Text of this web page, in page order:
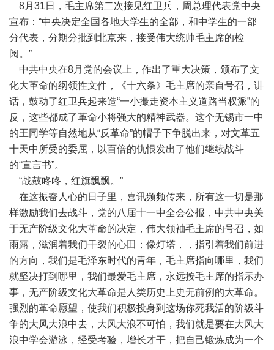
8月31日，毛主席第二次接见红卫兵，周总理代表党中央
宣布：“中央决定全国各地大学生的全部，和中学生的一部
分代表，分期分批到北京来，接受伟大统帅毛主席的检
阅。”
中共中央在8月党的会议上，作出了重大决策，颁布了文
化大革命的纲领性文件，《十六条》毛主席的亲自号召，讲
话，鼓动了红卫兵起来造“一小撮走资本主义道路当权派”的
反，这些都成了革命小将强大的精神武器。这个无锡市一中
的王同学等自然地从“反革命”的帽子下争脱出来，对文革五
十天中所受的委屈，以百倍的仇恨发出了他们继续战斗
的“宣言书”。
“战鼓咚咚，红旗飘飘。”
在这振奋人心的日子里，喜讯频频传来，所有这一切是那
样激励我们去战斗，党的八届十一中全会公报，中共中央关
于无产阶级文化大革命的决定，伟大领袖毛主席的号召，如
雨露，滋润着我们干裂的心田；像灯塔，，指引着我们前进
的方向，我们是毛泽东时代的青年，毛主席指向哪里，我们
就坚决打到哪里，我们最爱毛主席，永远按毛主席的指示办
事，无产阶级文化大革命是人类历史上史无前例的大革命。
强烈的革命愿望，使我们积极投身到这场你死我活的阶级斗
争的大风大浪中去，大风大浪不可怕，我们就是要在大风大
浪中学会游泳，经受考验，增长才干，把自己锻炼成为一个